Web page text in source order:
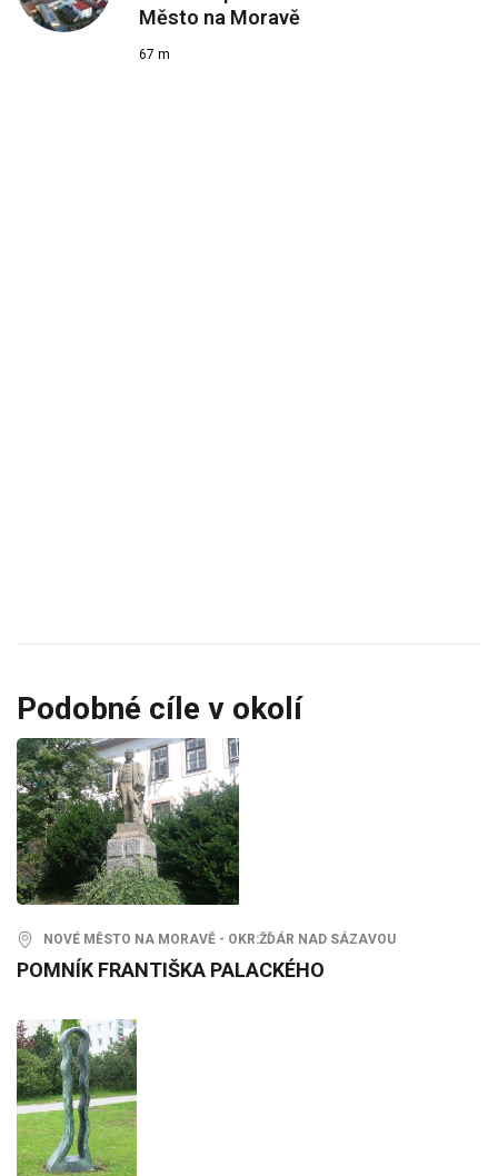
Město na Moravě
67 m
Podobné cíle v okolí
NOVÉ MĚSTO NA MORAVĚ - OKR:ŽĎÁR NAD SÁZAVOU
POMNÍK FRANTIŠKA PALACKÉHO